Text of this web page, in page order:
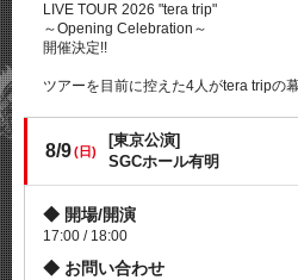
LIVE TOUR 2026 "tera trip"
～Opening Celebration～
開催決定!!
ツアーを目前に控えた4人がtera tripの
8/9(日)
[東京公演]
SGCホール有明
開場/開演
17:00 / 18:00
お問い合わせ